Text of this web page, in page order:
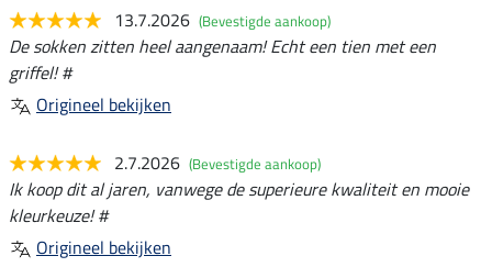
13.7.2026 (Bevestigde aankoop)
De sokken zitten heel aangenaam! Echt een tien met een
griffel! #
Origineel bekijken
2.7.2026 (Bevestigde aankoop)
Ik koop dit al jaren, vanwege de superieure kwaliteit en mooie
kleurkeuze! #
Origineel bekijken